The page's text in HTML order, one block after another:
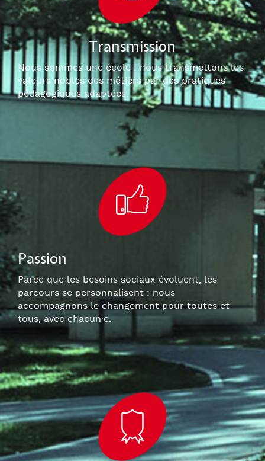
Transmission
Nous sommes une école : nous transmettons les
valeurs nobles des métiers par des pratiques
pédagogiques adaptées.
Passion
Parce que les besoins sociaux évoluent, les
parcours se personnalisent : nous
accompagnons le changement pour toutes et
tous, avec chacun·e.